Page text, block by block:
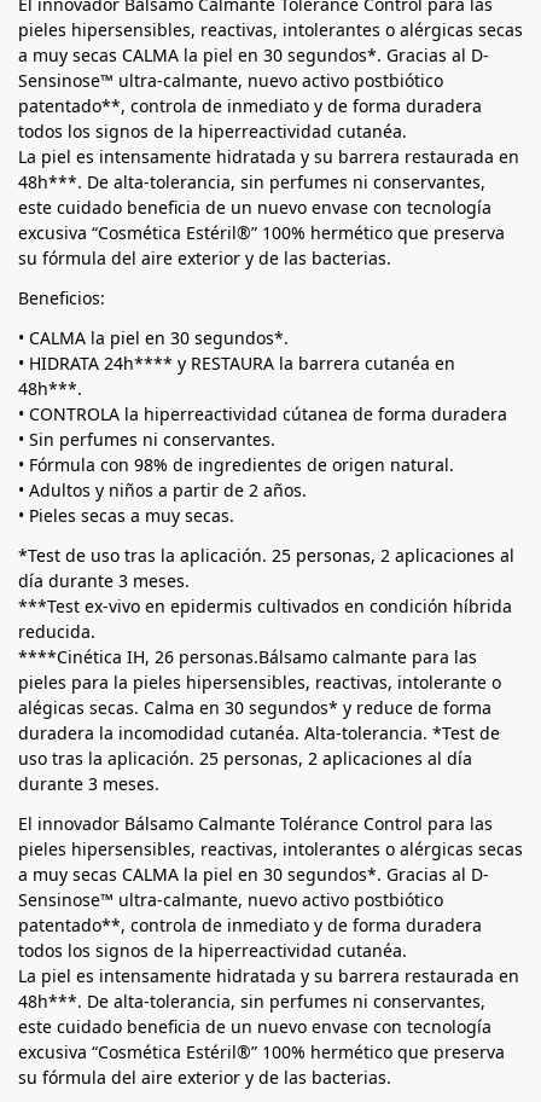
pieles hipersensibles, reactivas, intolerantes o alérgicas secas
a muy secas CALMA la piel en 30 segundos*. Gracias al D-
Sensinose™ ultra-calmante, nuevo activo postbiótico
patentado**, controla de inmediato y de forma duradera
todos los signos de la hiperreactividad cutanéa.
La piel es intensamente hidratada y su barrera restaurada en
48h***. De alta-tolerancia, sin perfumes ni conservantes,
este cuidado beneficia de un nuevo envase con tecnología
excusiva “Cosmética Estéril®” 100% hermético que preserva
su fórmula del aire exterior y de las bacterias.
Beneficios:
• CALMA la piel en 30 segundos*.
• HIDRATA 24h**** y RESTAURA la barrera cutanéa en
48h***.
• CONTROLA la hiperreactividad cútanea de forma duradera
• Sin perfumes ni conservantes.
• Fórmula con 98% de ingredientes de origen natural.
• Adultos y niños a partir de 2 años.
• Pieles secas a muy secas.
*Test de uso tras la aplicación. 25 personas, 2 aplicaciones al
día durante 3 meses.
***Test ex-vivo en epidermis cultivados en condición híbrida
reducida.
****Cinética IH, 26 personas.Bálsamo calmante para las
pieles para la pieles hipersensibles, reactivas, intolerante o
alégicas secas. Calma en 30 segundos* y reduce de forma
duradera la incomodidad cutanéa. Alta-tolerancia. *Test de
uso tras la aplicación. 25 personas, 2 aplicaciones al día
durante 3 meses.
El innovador Bálsamo Calmante Tolérance Control para las
pieles hipersensibles, reactivas, intolerantes o alérgicas secas
a muy secas CALMA la piel en 30 segundos*. Gracias al D-
Sensinose™ ultra-calmante, nuevo activo postbiótico
patentado**, controla de inmediato y de forma duradera
todos los signos de la hiperreactividad cutanéa.
La piel es intensamente hidratada y su barrera restaurada en
48h***. De alta-tolerancia, sin perfumes ni conservantes,
este cuidado beneficia de un nuevo envase con tecnología
excusiva “Cosmética Estéril®” 100% hermético que preserva
su fórmula del aire exterior y de las bacterias.